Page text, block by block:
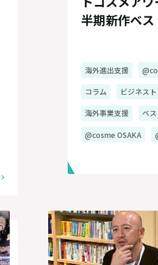
半期新作ベス
海外進出支援
コラム ビジネス
海外事業支援 ベ
@cosme OSAKA